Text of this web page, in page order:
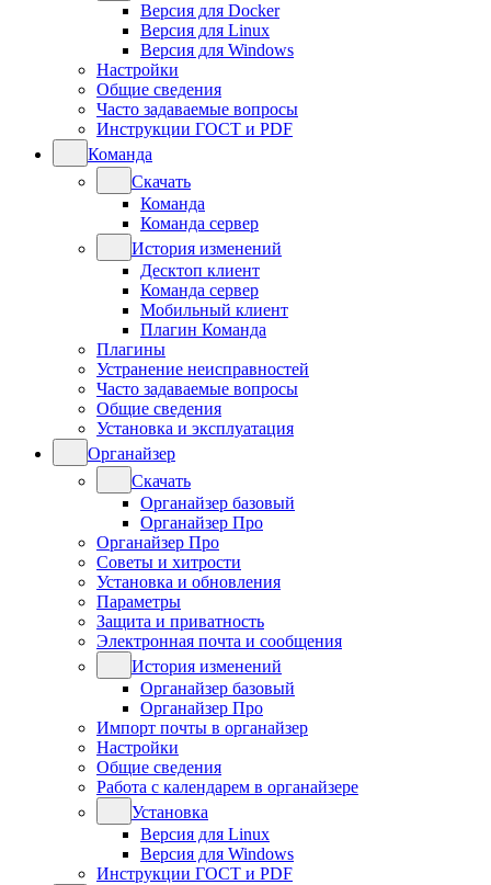
Версия для Docker
Версия для Linux
Версия для Windows
Настройки
Общие сведения
Часто задаваемые вопросы
Инструкции ГОСТ и PDF
Команда
Скачать
Команда
Команда сервер
История изменений
Десктоп клиент
Команда сервер
Мобильный клиент
Плагин Команда
Плагины
Устранение неисправностей
Часто задаваемые вопросы
Общие сведения
Установка и эксплуатация
Органайзер
Скачать
Органайзер базовый
Органайзер Про
Органайзер Про
Советы и хитрости
Установка и обновления
Параметры
Защита и приватность
Электронная почта и сообщения
История изменений
Органайзер базовый
Органайзер Про
Импорт почты в органайзер
Настройки
Общие сведения
Работа с календарем в органайзере
Установка
Версия для Linux
Версия для Windows
Инструкции ГОСТ и PDF